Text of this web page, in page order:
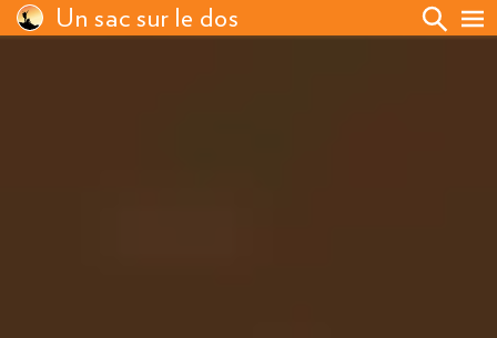
Un sac sur le dos